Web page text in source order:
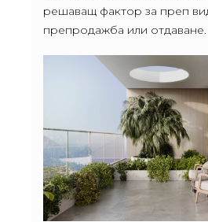
решаващ фактор за преп
препродажба или отдаване.